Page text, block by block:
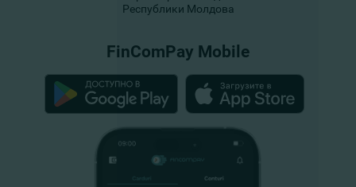
Республики Молдова
FinComPay Mobile